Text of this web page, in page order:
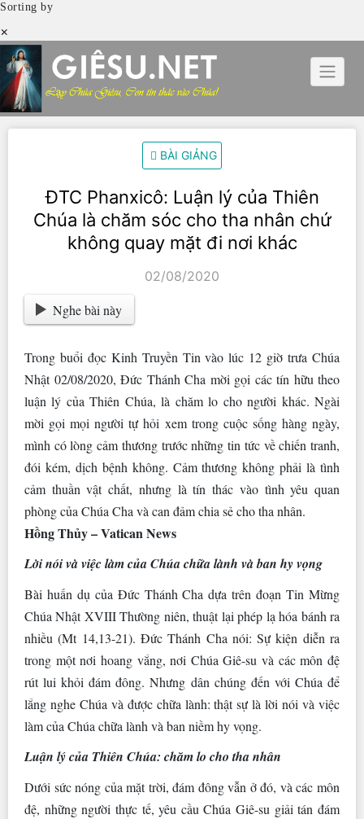
Sorting by
×
Skip
to
content
BÀI GIẢNG
ĐTC Phanxicô: Luận lý của Thiên
Chúa là chăm sóc cho tha nhân chứ
không quay mặt đi nơi khác
02/08/2020
Nghe bài này
Trong buổi đọc Kinh Truyền Tin vào lúc 12 giờ trưa Chúa
Nhật 02/08/2020, Đức Thánh Cha mời gọi các tín hữu theo
luận lý của Thiên Chúa, là chăm lo cho người khác. Ngài
mời gọi mọi người tự hỏi xem trong cuộc sống hàng ngày,
mình có lòng cảm thương trước những tin tức về chiến tranh,
đói kém, dịch bệnh không. Cảm thương không phải là tình
cảm thuần vật chất, nhưng là tín thác vào tình yêu quan
phòng của Chúa Cha và can đảm chia sẻ cho tha nhân.
Hồng Thủy – Vatican News
Lời nói và việc làm của Chúa chữa lành và ban hy vọng
Bài huấn dụ của Đức Thánh Cha dựa trên đoạn Tin Mừng
Chúa Nhật XVIII Thường niên, thuật lại phép lạ hóa bánh ra
nhiều (Mt 14,13-21). Đức Thánh Cha nói: Sự kiện diễn ra
trong một nơi hoang vắng, nơi Chúa Giê-su và các môn đệ
rút lui khỏi đám đông. Nhưng dân chúng đến với Chúa để
lắng nghe Chúa và được chữa lành: thật sự là lời nói và việc
làm của Chúa chữa lành và ban niềm hy vọng.
Luận lý của Thiên Chúa: chăm lo cho tha nhân
Dưới sức nóng của mặt trời, đám đông vẫn ở đó, và các môn
đệ, những người thực tế, yêu cầu Chúa Giê-su giải tán đám